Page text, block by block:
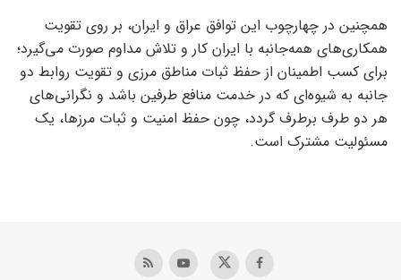
همچنین در چهارچوب این توافق عراق و ایران، بر روی تقویت
همکاری‌های همه‌جانبه با ایران کار و تلاش مداوم صورت می‌گیرد؛
برای کسب اطمینان از حفظ ثبات مناطق مرزی و تقویت روابط دو
جانبه به شیوه‌ای که در خدمت منافع طرفین باشد و نگرانی‌های
هر دو طرف برطرف گردد، چون حفظ امنیت و ثبات مرزها، یک
مسئولیت مشترک است.